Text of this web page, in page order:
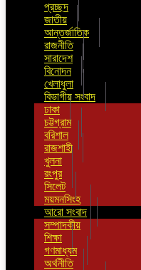
প্রচ্ছদ
জাতীয়
আন্তর্জাতিক
রাজনীতি
সারাদেশ
বিনোদন
খেলাধুলা
বিভাগীয় সংবাদ
ঢাকা
চট্টগ্রাম
বরিশাল
রাজশাহী
খুলনা
রংপুর
সিলেট
ময়মনসিংহ
আরো সংবাদ
সম্পাদকীয়
শিক্ষা
গণমাধ্যম
অর্থনীতি